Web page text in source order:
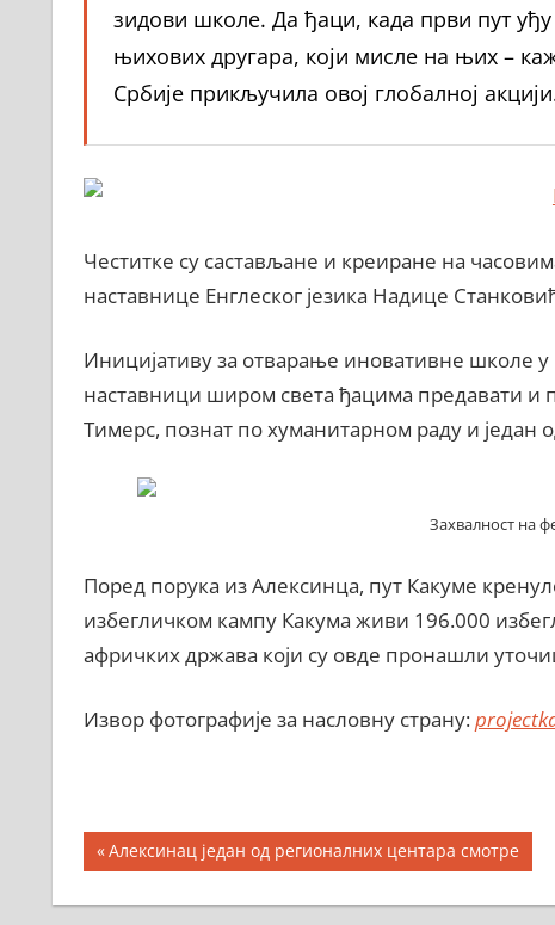
зидови школе. Да ђаци, када први пут
њихових другара, који мисле на њих –
Србије прикључила овој глобалној
Честитке су састављане и креиране на
наставнице Енглеског језика Надице
Иницијативу за отварање иновативне школе у
наставници широм света ђацима предавати и
Тимерс, познат по хуманитарном раду и један
Захвалност на
Поред порука из Алексинца, пут Какуме
избегличком кампу Какума живи 196.000
афричких држава који су овде пронашли
Извор фотографије за насловну страну:
Кретање
чланка
Previous
Post:
Алексинац један од регионалних центара смотре